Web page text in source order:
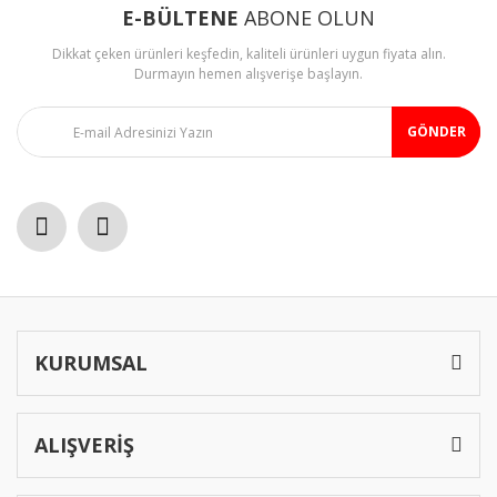
E-BÜLTENE ABONE OLUN
Dikkat çeken ürünleri keşfedin, kaliteli ürünleri uygun fiyata alın.
Durmayın hemen alışverişe başlayın.
GÖNDER
KURUMSAL
ALIŞVERİŞ